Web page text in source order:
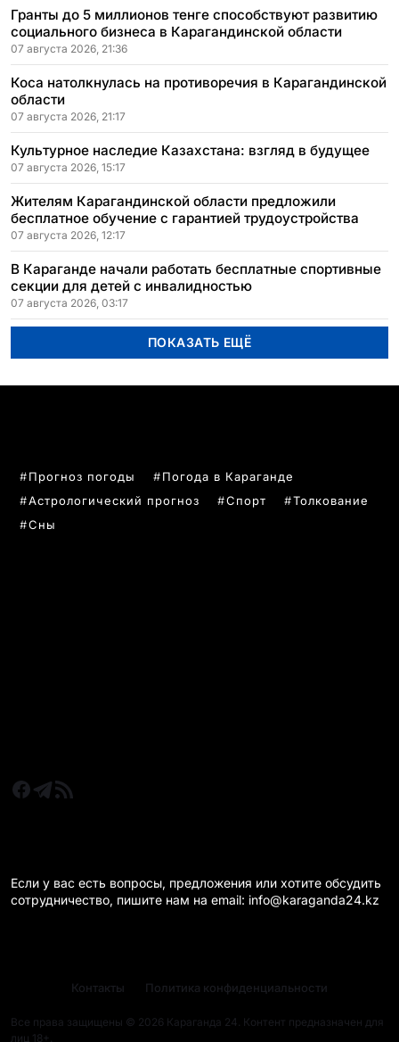
Гранты до 5 миллионов тенге способствуют развитию
социального бизнеса в Карагандинской области
07 августа 2026, 21:36
Коса натолкнулась на противоречия в Карагандинской
области
07 августа 2026, 21:17
Культурное наследие Казахстана: взгляд в будущее
07 августа 2026, 15:17
Жителям Карагандинской области предложили
бесплатное обучение с гарантией трудоустройства
07 августа 2026, 12:17
В Караганде начали работать бесплатные спортивные
секции для детей с инвалидностью
07 августа 2026, 03:17
ПОКАЗАТЬ ЕЩЁ
Прогноз погоды
Погода в Караганде
Астрологический прогноз
Спорт
Толкование
Сны
Если у вас есть вопросы, предложения или хотите обсудить
сотрудничество, пишите нам на email: info@karaganda24.kz
Все права защищены © 2026 Караганда 24. Контент предназначен для
лиц 18+.
Контакты Политика конфиденциальности